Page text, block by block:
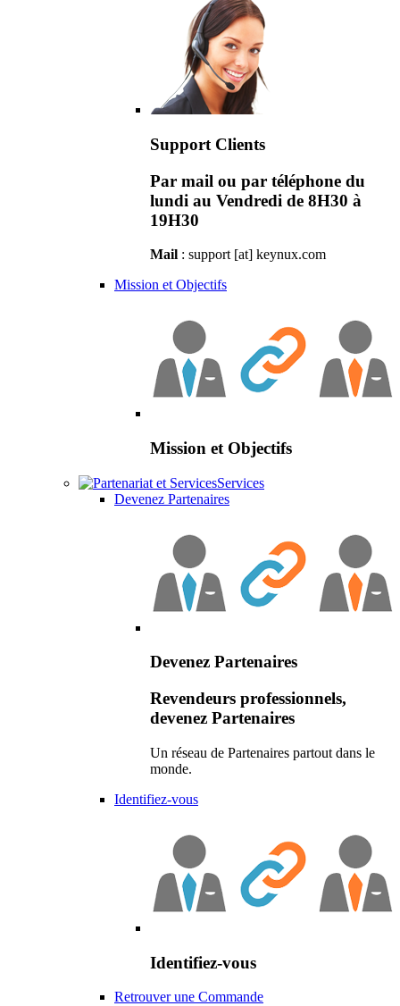
Support Clients
Par mail ou par téléphone du
lundi au Vendredi de 8H30 à
19H30
Mail : support [at] keynux.com
Mission et Objectifs
Mission et Objectifs
Services
Devenez Partenaires
Devenez Partenaires
Revendeurs professionnels,
devenez Partenaires
Un réseau de Partenaires partout dans le
monde.
Identifiez-vous
Identifiez-vous
Retrouver une Commande